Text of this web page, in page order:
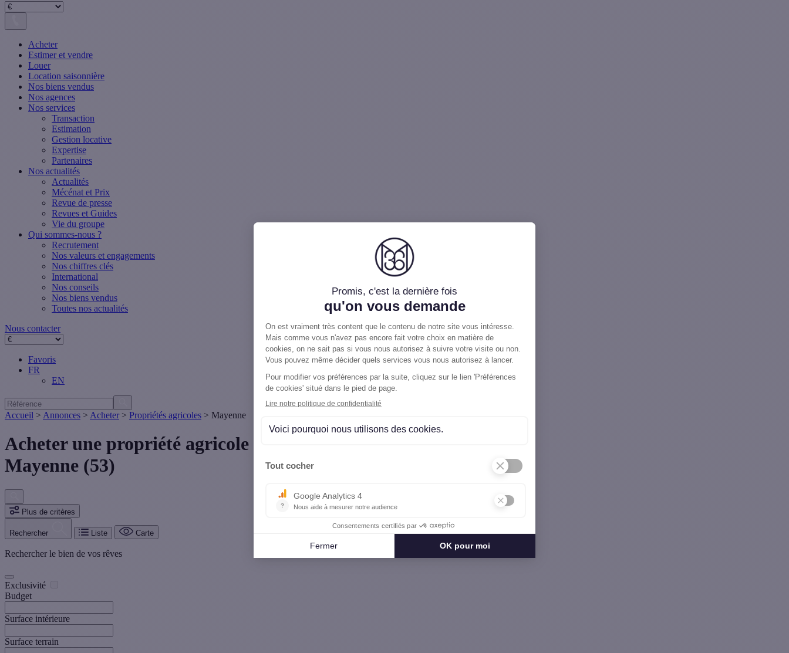
Acheter
Estimer et vendre
Louer
Location saisonnière
Nos biens vendus
Nos agences
Nos services
Transaction
Estimation
Gestion locative
Expertise
Partenaires
Nos actualités
Actualités
Mécénat et Prix
Revue de presse
Revues et Guides
Vie du groupe
Qui sommes-nous ?
Recrutement
Nos valeurs et engagements
Nos chiffres clés
International
Nos conseils
Nos biens vendus
Toutes nos actualités
Nous contacter
Favoris
FR
EN
Accueil > Annonces > Acheter > Propriétés agricoles > Mayenne
Acheter une propriété agricole
Mayenne (53)
Plus de critères
Rechercher Liste Carte
Rechercher le bien de vos rêves
Exclusivité
Budget
Surface intérieure
Surface terrain